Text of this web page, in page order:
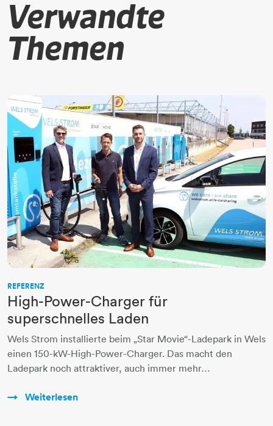
Verwandte
Themen
REFERENZ
High-Power-Charger für
superschnelles Laden
Wels Strom installierte beim „Star Movie“-Ladepark in Wels
einen 150-kW-High-Power-Charger. Das macht den
Ladepark noch attraktiver, auch immer mehr…
Weiterlesen